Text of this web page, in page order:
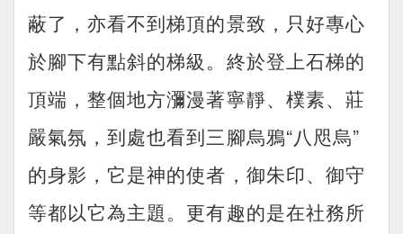
蔽了，亦看不到梯頂的景致，只好專心
於腳下有點斜的梯級。終於登上石梯的
頂端，整個地方瀰漫著寧靜、樸素、莊
嚴氣氛，到處也看到三腳烏鴉“八咫烏”
的身影，它是神的使者，御朱印、御守
等都以它為主題。更有趣的是在社務所